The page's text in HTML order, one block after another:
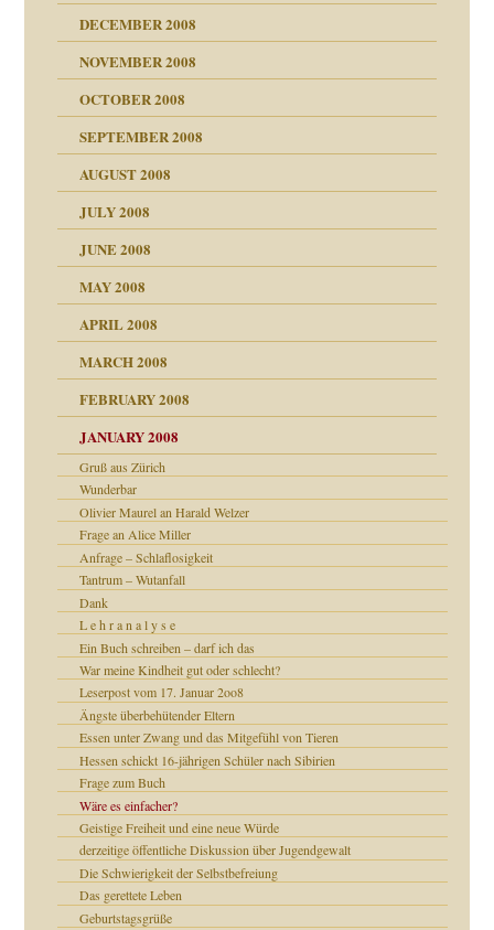
DECEMBER 2008
NOVEMBER 2008
OCTOBER 2008
SEPTEMBER 2008
AUGUST 2008
JULY 2008
Juni 2008
JUNE 2008
und Staat
MAY 2008
APRIL 2008
MARCH 2008
FEBRUARY 2008
in meiner
JANUARY 2008
Gruß aus Zürich
Wunderbar
Olivier Maurel an Harald Welzer
Frage an Alice Miller
Anfrage – Schlaflosigkeit
Tantrum – Wutanfall
Dank
L e h r a n a l y s e
Ein Buch schreiben – darf ich das
War meine Kindheit gut oder schlecht?
Leserpost vom 17. Januar 2oo8
Ängste überbehütender Eltern
Essen unter Zwang und das Mitgefühl von Tieren
Hessen schickt 16-jährigen Schüler nach Sibirien
Frage zum Buch
Wäre es einfacher?
Geistige Freiheit und eine neue Würde
derzeitige öffentliche Diskussion über Jugendgewalt
Die Schwierigkeit der Selbstbefreiung
Das gerettete Leben
Geburtstagsgrüße